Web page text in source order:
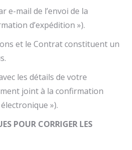
e-mail de l’envoi de la
d’expédition »).
et le Contrat constituent un
les détails de votre
joint à la confirmation
»).
POUR CORRIGER LES